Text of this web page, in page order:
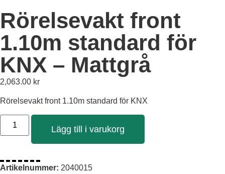
Rörelsevakt front
1.10m standard för
KNX – Mattgrå
2,063.00 kr
Rörelsevakt front 1.10m standard för KNX
Lägg till i varukorg
Artikelnummer: 2040015